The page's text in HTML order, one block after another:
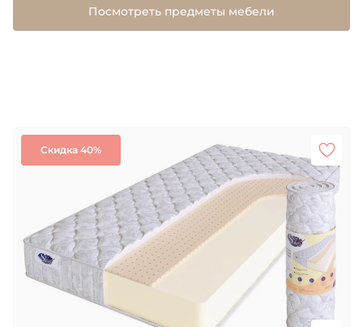
Посмотреть предметы мебели
Скидка 40%